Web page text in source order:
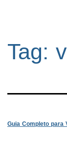
Tag:
Guia Completo para